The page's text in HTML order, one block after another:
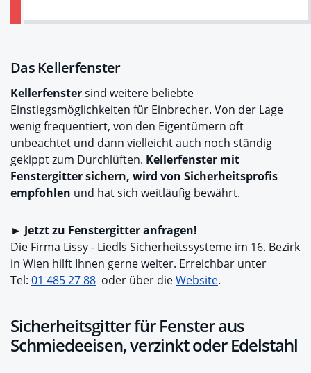
Das Kellerfenster
Kellerfenstersind weitere beliebte
Einstiegsmöglichkeiten für Einbrecher. Von der Lage
wenig frequentiert, von den Eigentümern oft
unbeachtet und dann vielleicht auch noch ständig
gekippt zum Durchlüften. Kellerfenster mit
Fenstergitter sichern, wird von Sicherheitsprofis
empfohlen und hat sich weitläufig bewährt.
► Jetzt zu Fenstergitter anfragen!
Die Firma Lissy - Liedls Sicherheitssysteme im 16. Bezirk
in Wien hilft Ihnen gerne weiter. Erreichbar unter
Tel: 01 485 27 88 oder über dieWebsite.
Sicherheitsgitter für Fenster aus
Schmiedeeisen, verzinkt oder Edelstahl